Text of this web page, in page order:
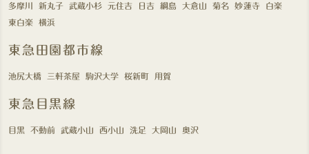
多摩川
新丸子 武蔵小杉 元住吉 日吉 綱島 大倉山 菊名 妙蓮寺
白楽
東白楽
横浜
東急田園都市線
池尻大橋 三軒茶屋 駒沢大学 桜新町 用賀
東急目黒線
目黒 不動前 武蔵小山 西小山 洗足 大岡山 奥沢